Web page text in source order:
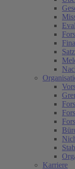
Karriere